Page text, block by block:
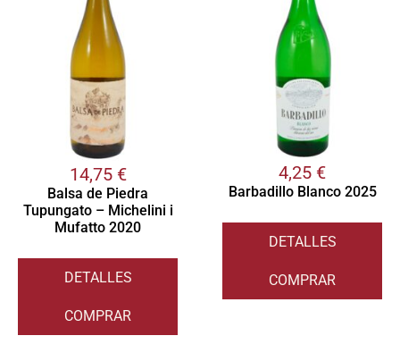
14,75 €
Balsa de Piedra
Tupungato – Michelini i
Mufatto 2020
DETALLES
COMPRAR
4,25 €
Barbadillo Blanco 2025
DETALLES
COMPRAR